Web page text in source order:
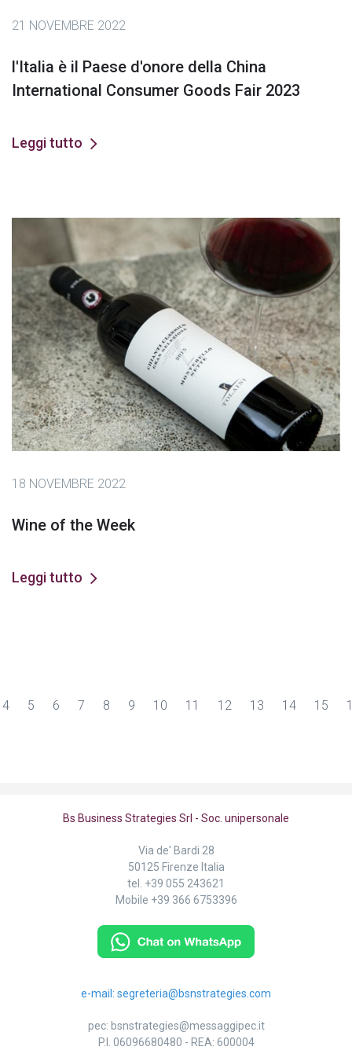
21 NOVEMBRE 2022
l'Italia è il Paese d'onore della China
International Consumer Goods Fair 2023
Leggi tutto
18 NOVEMBRE 2022
Wine of the Week
Leggi tutto
4 5 6 7 8 9 10 11 12 13 14 15
Bs Business Strategies Srl - Soc. unipersonale
Via de' Bardi 28
50125 Firenze Italia
tel. +39 055 243621
Mobile +39 366 6753396
e-mail: segreteria@bsnstrategies.com
pec: bsnstrategies@messaggipec.it
P.I. 06096680480 - REA: 600004